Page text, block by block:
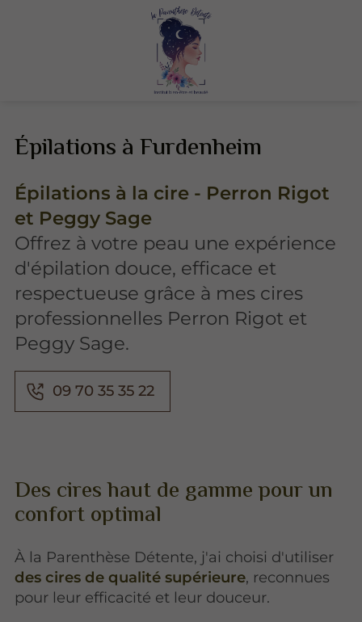
Épilations à Furdenheim
Épilations à la cire - Perron Rigot
et Peggy Sage
Offrez à votre peau une expérience
d'épilation douce, efficace et
respectueuse grâce à mes cires
professionnelles Perron Rigot et
Peggy Sage.
09 70 35 35 22
Des cires haut de gamme pour un
confort optimal
À la Parenthèse Détente, j'ai choisi d'utiliser
des cires de qualité supérieure, reconnues
pour leur efficacité et leur douceur.